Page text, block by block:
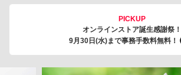
PICKUP
オンラインストア誕生感謝祭！
9月30日(水)まで事務手数料無料！